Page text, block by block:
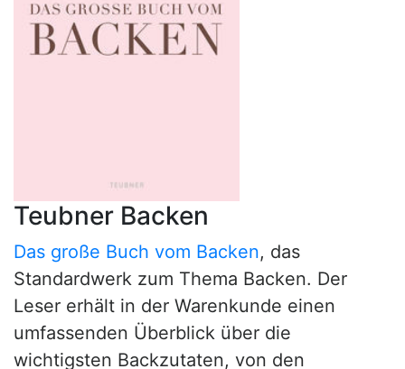
Teubner Backen
Das große Buch vom Backen, das
Standardwerk zum Thema Backen. Der
Leser erhält in der Warenkunde einen
umfassenden Überblick über die
wichtigsten Backzutaten, von den